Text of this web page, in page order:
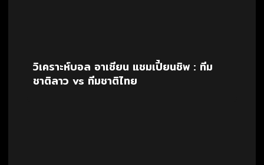
วิเคราะห์บอล อาเซียน แชมเปี้ยนชิพ : ทีม
ชาติลาว vs ทีมชาติไทย